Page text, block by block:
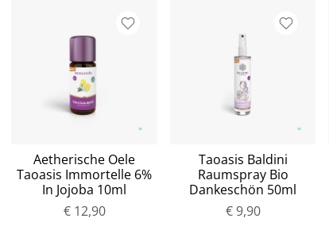
Aetherische Oele
Taoasis Immortelle 6%
In Jojoba 10ml
€ 12,90
Taoasis Baldini
Raumspray Bio
Dankeschön 50ml
€ 9,90